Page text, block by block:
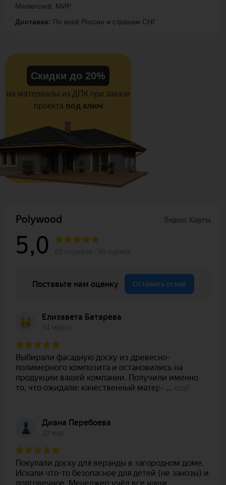
Mastercard, МИР
Доставка: По всей России и странам СНГ
Скидки до 20%
на материалы из ДПК при заказе
проекта под ключ